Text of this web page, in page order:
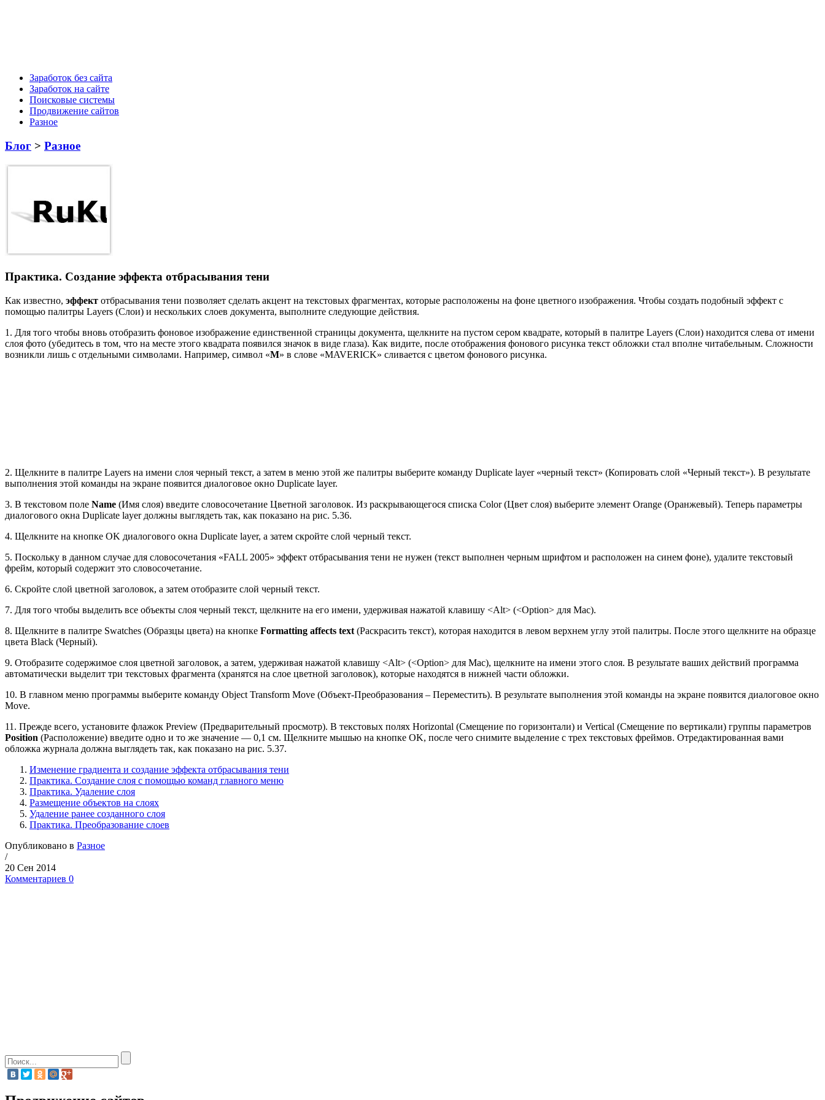
Заработок без сайта
Заработок на сайте
Поисковые системы
Продвижение сайтов
Разное
Блог > Разное
Практика. Создание эффекта отбрасывания тени
Как известно, эффект отбрасывания тени позволяет сделать акцент на текстовых фрагментах, которые расположены на фоне цветного изображения. Чтобы создать подобный эффект с
помощью палитры Layers (Слои) и нескольких слоев документа, выполните следующие действия.
1. Для того чтобы вновь отобразить фоновое изображение единственной страницы документа, щелкните на пустом сером квадрате, который в палитре Layers (Слои) находится слева от имени
слоя фото (убедитесь в том, что на месте этого квадрата появился значок в виде глаза). Как видите, после отображения фонового рисунка текст обложки стал вполне читабельным. Сложности
возникли лишь с отдельными символами. Например, символ «M» в слове «MAVERICK» сливается с цветом фонового рисунка.
2. Щелкните в палитре Layers на имени слоя черный текст, а затем в меню этой же палитры выберите команду Duplicate layer «черный текст» (Копировать слой «Черный текст»). В результате
выполнения этой команды на экране появится диалоговое окно Duplicate layer.
3. В текстовом поле Name (Имя слоя) введите словосочетание Цветной заголовок. Из раскрывающегося списка Color (Цвет слоя) выберите элемент Orange (Оранжевый). Теперь параметры
диалогового окна Duplicate layer должны выглядеть так, как показано на рис. 5.36.
4. Щелкните на кнопке OK диалогового окна Duplicate layer, а затем скройте слой черный текст.
5. Поскольку в данном случае для словосочетания «FALL 2005» эффект отбрасывания тени не нужен (текст выполнен черным шрифтом и расположен на синем фоне), удалите текстовый
фрейм, который содержит это словосочетание.
6. Скройте слой цветной заголовок, а затем отобразите слой черный текст.
7. Для того чтобы выделить все объекты слоя черный текст, щелкните на его имени, удерживая нажатой клавишу <Alt> (<Option> для Mac).
8. Щелкните в палитре Swatches (Образцы цвета) на кнопке Formatting affects text (Раскрасить текст), которая находится в левом верхнем углу этой палитры. После этого щелкните на образце
цвета Black (Черный).
9. Отобразите содержимое слоя цветной заголовок, а затем, удерживая нажатой клавишу <Alt> (<Option> для Mac), щелкните на имени этого слоя. В результате ваших действий программа
автоматически выделит три текстовых фрагмента (хранятся на слое цветной заголовок), которые находятся в нижней части обложки.
10. В главном меню программы выберите команду Object Transform Move (Объект-Преобразования – Переместить). В результате выполнения этой команды на экране появится диалоговое окно
Move.
11. Прежде всего, установите флажок Preview (Предварительный просмотр). В текстовых полях Horizontal (Смещение по горизонтали) и Vertical (Смещение по вертикали) группы параметров
Position (Расположение) введите одно и то же значение — 0,1 см. Щелкните мышью на кнопке OK, после чего снимите выделение с трех текстовых фреймов. Отредактированная вами
обложка журнала должна выглядеть так, как показано на рис. 5.37.
Изменение градиента и создание эффекта отбрасывания тени
Практика. Создание слоя с помощью команд главного меню
Практика. Удаление слоя
Размещение объектов на слоях
Удаление ранее созданного слоя
Практика. Преобразование слоев
Опубликовано в Разное
/
20 Сен 2014
Комментариев 0